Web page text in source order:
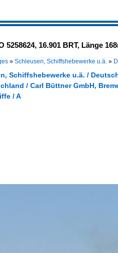
5258624, 16.901 BRT, Länge
» Schleusen, Schiffshebewerke u.ä. »
Schiffshebewerke u.ä. /
/ Carl Büttner GmbH,
/ A